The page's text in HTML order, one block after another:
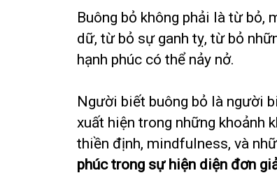
Buông bỏ không phải là từ bỏ,
dữ, từ bỏ sự ganh tỵ, từ bỏ
hạnh phúc có thể nảy nở.
Người biết buông bỏ là người
xuất hiện trong những khoảnh
thiền định, mindfulness, và
phúc trong sự hiện diện đơn